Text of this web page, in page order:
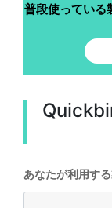
普段使っている
あなたが利用す